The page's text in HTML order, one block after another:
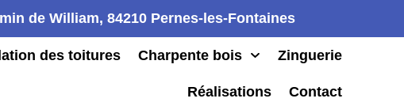
de William, 84210 Pernes-les-Fontaines
des toitures Charpente bois Zinguerie
Réalisations Contact